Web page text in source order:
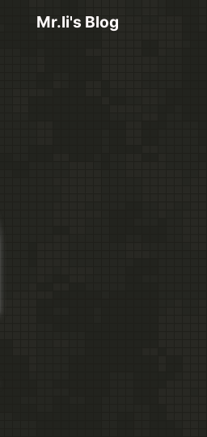
Mr.li's Blog